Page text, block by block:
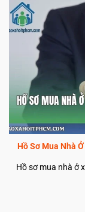
Hồ Sơ Mua Nhà
Hồ sơ mua nhà ở